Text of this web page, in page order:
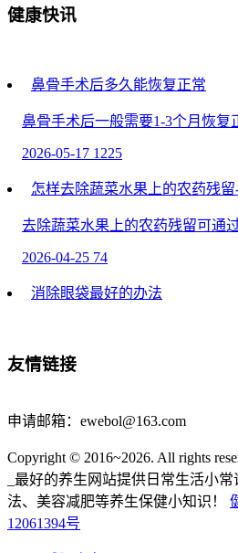
健康快讯
鼻骨手术后多久能恢复正常
鼻骨手术后一般需要1-3个月恢复
2026-05-17 1225
怎样去除蔬菜水果上的农药残
去除蔬菜水果上的农药残留可通
2026-04-25 74
消除眼袋最好的办法
2026-04-24
宫颈息肉手术后需注意避免剧烈
2026-04-19 650
头发是甲状腺问题的“信号灯”
状腺或已出问题
友情链接
申请邮箱：ewebol@163.com
Copyright © 2016~2026. All rights
_最好的养生网站提供日常生活小
法、美容减肥等养生保健小知识！
12061394号